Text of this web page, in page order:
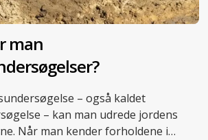
man
– også kaldet
– kan man udrede jordens
Når man kender forholdene i